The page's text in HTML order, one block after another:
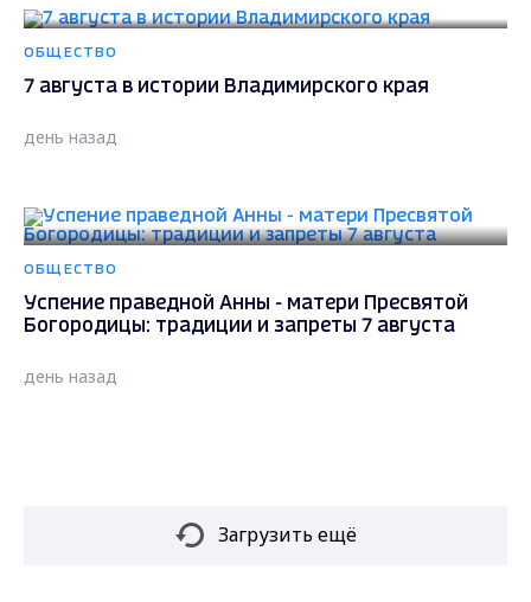
ОБЩЕСТВО
7 августа в истории Владимирского края
день назад
ОБЩЕСТВО
Успение праведной Анны - матери Пресвятой
Богородицы: традиции и запреты 7 августа
день назад
Загрузить ещё